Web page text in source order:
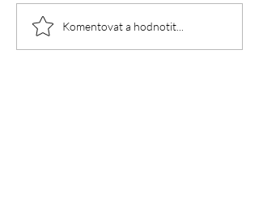
Komentovat a hodnotit...